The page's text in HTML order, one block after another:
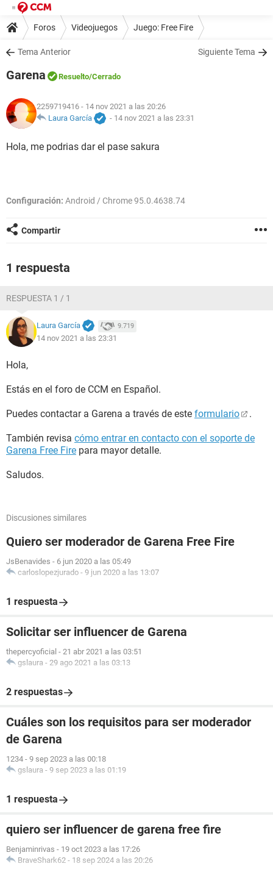
Foros Videojuegos Juego: Free Fire
Tema Anterior Siguiente Tema
Garena Resuelto/Cerrado
2259719416 - 14 nov 2021 a las 20:26
Laura García
- 14 nov 2021 a las 23:31
Hola, me podrias dar el pase sakura
Configuración: Android / Chrome 95.0.4638.74
Compartir
1 respuesta
RESPUESTA 1 / 1
Laura García 9.719
14 nov 2021 a las 23:31
Hola,
Estás en el foro de CCM en Español.
Puedes contactar a Garena a través de este formulario .
También revisa cómo entrar en contacto con el soporte de
Garena Free Fire para mayor detalle.
Saludos.
Discusiones similares
Quiero ser moderador de Garena Free Fire
JsBenavides - 6 jun 2020 a las 05:49
carloslopezjurado - 9 jun 2020 a las 13:07
1 respuesta
Solicitar ser influencer de Garena
thepercyoficial - 21 abr 2021 a las 03:51
gslaura - 29 ago 2021 a las 03:13
2 respuestas
Cuáles son los requisitos para ser moderador
de Garena
1234 - 9 sep 2023 a las 00:18
gslaura - 9 sep 2023 a las 01:19
1 respuesta
quiero ser influencer de garena free fire
Benjaminrivas - 19 oct 2023 a las 17:26
BraveShark62 - 18 sep 2024 a las 20:26